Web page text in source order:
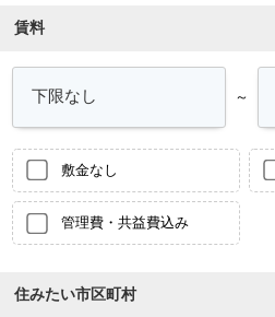
賃料
～
敷金なし
管理費・共益費込み
住みたい市区町村